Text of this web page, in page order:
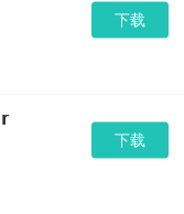
下载
下载